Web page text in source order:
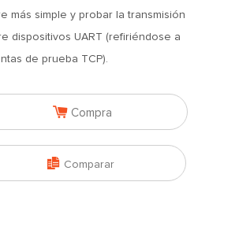
más simple y probar la transmisión
dispositivos UART (refiriéndose a
de prueba TCP).
 Compra
 Comparar